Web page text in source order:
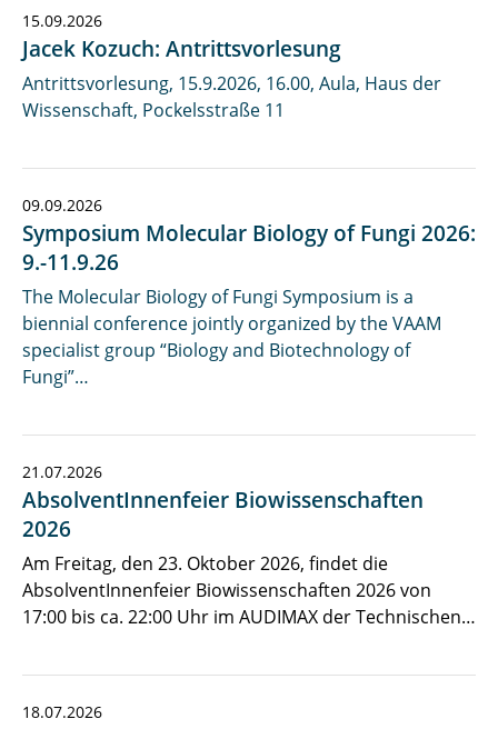
15.09.2026
Jacek Kozuch: Antrittsvorlesung
Antrittsvorlesung, 15.9.2026, 16.00, Aula, Haus der
Wissenschaft, Pockelsstraße 11
09.09.2026
Symposium Molecular Biology of Fungi 2026:
9.-11.9.26
The Molecular Biology of Fungi Symposium is a
biennial conference jointly organized by the VAAM
specialist group “Biology and Biotechnology of
Fungi”…
21.07.2026
AbsolventInnenfeier Biowissenschaften
2026
Am Freitag, den 23. Oktober 2026, findet die
AbsolventInnenfeier Biowissenschaften 2026 von
17:00 bis ca. 22:00 Uhr im AUDIMAX der Technischen…
18.07.2026